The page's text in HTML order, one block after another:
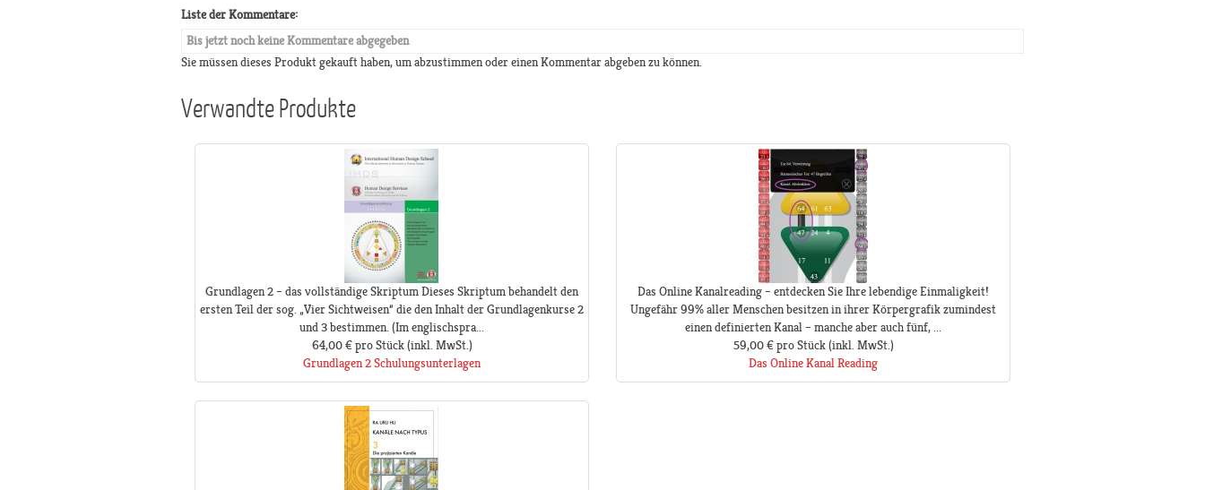
Liste der Kommentare:
Bis jetzt noch keine Kommentare abgegeben
Sie müssen dieses Produkt gekauft haben, um abzustimmen oder einen Kommentar abgeben zu können.
Verwandte Produkte
Grundlagen 2 – das vollständige Skriptum Dieses Skriptum behandelt den
ersten Teil der sog. „Vier Sichtweisen“ die den Inhalt der Grundlagenkurse 2
und 3 bestimmen. (Im englischspra...
64,00 € pro Stück(inkl. MwSt.)
Grundlagen 2 Schulungsunterlagen
Das Online Kanalreading – entdecken Sie Ihre lebendige Einmaligkeit!
Ungefähr 99% aller Menschen besitzen in ihrer Körpergrafik zumindest
einen definierten Kanal – manche aber auch fünf, ...
59,00 € pro Stück(inkl. MwSt.)
Das Online Kanal Reading